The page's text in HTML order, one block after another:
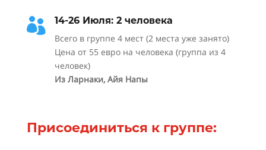

14-26 Июля: 2 человека
Всего в группе 4 мест (2 места уже занято)
Цена от 55 евро на человека (группа из 4
человек)
Из Ларнаки, Айя Напы
Присоединиться к группе: